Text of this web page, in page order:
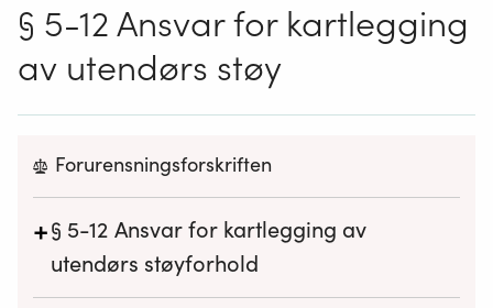
§ 5-12 Ansvar for kartlegging
av utendørs støy
Forurensningsforskriften
+§ 5-12 Ansvar for kartlegging av
utendørs støyforhold